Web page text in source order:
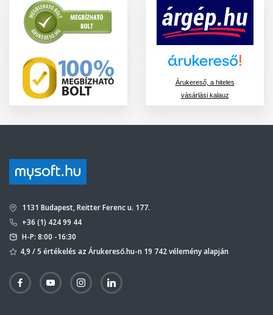
Árukereső, a hiteles
vásárlási kalauz
1131 Budapest, Reitter Ferenc u. 177.
+36 (1) 424 99 44
H-P: 8:00 -16:30
4,9 / 5 értékelés az Árukereső.hu-n 19 742 vélemény alapján